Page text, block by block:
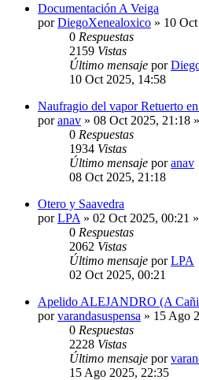
Documentación A Veiga
porDiegoXenealoxico » 10
0 Respuestas
2159 Vistas
Último mensaje por
10 Oct 2025, 14:58
Naufragio del vapor Retuerto
poranav » 08 Oct 2025, 21:18
0 Respuestas
1934 Vistas
Último mensaje poranav
08 Oct 2025, 21:18
Otero y Saavedra
porLPA » 02 Oct 2025, 00:21
0 Respuestas
2062 Vistas
Último mensaje porLPA
02 Oct 2025, 00:21
Apelido ALEJANDRO (A
porvarandasuspensa » 15 Ago
0 Respuestas
2228 Vistas
Último mensaje por
15 Ago 2025, 22:35